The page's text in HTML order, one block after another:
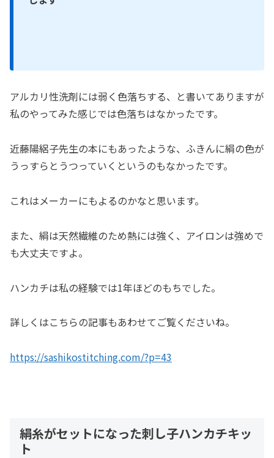
アルカリ性洗剤には弱く色落ちする、と書いてありますが
私のやってみた感じでは色落ちはなかったです。
近藤陽絽子先生の本にもあったような、ふきんに絹の色が
うっすらとうつっていくというのもなかったです。
これはメーカーにもよるのかなと思います。
また、絹は天然繊維のため熱には強く、アイロンは強めで
も大丈夫ですよ。
ハンカチは私の経験では1年ほどのもちでした。
詳しくはこちらの記事もあわせてご覧くださいね。
https://sashikostitching.com/?p=43
絹糸がセットになった刺し子ハンカチキッ
ト